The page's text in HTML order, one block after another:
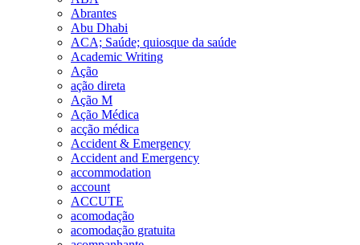
Abrantes
Abu Dhabi
ACA; Saúde; quiosque da saúde
Academic Writing
Ação
ação direta
Ação M
Ação Médica
acção médica
Accident & Emergency
Accident and Emergency
accommodation
account
ACCUTE
acomodação
acomodação gratuita